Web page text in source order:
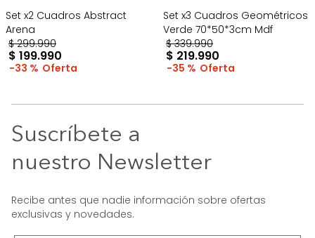
Set x2 Cuadros Abstract
Arena
$ 299.990
$ 199.990
33 %
Set x3 Cuadros Geométricos
Verde 70*50*3cm Mdf
$ 339.990
$ 219.990
35 %
Suscríbete a
nuestro Newsletter
Recibe antes que nadie información sobre ofertas
exclusivas y novedades.